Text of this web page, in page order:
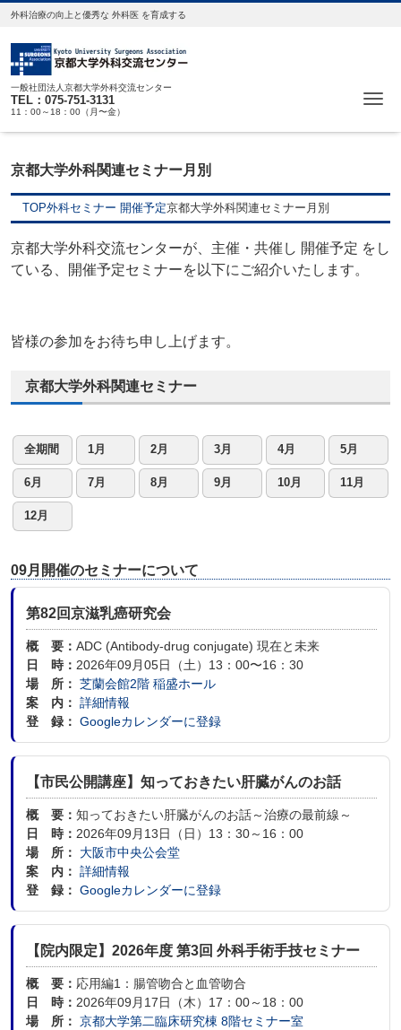
外科治療の向上と優秀な 外科医 を育成する
一般社団法人京都大学外科交流センター
TEL：075-751-3131
11：00～18：00（月〜金）
京都大学外科関連セミナー月別
TOP外科セミナー 開催予定京都大学外科関連セミナー月別
京都大学外科交流センターが、主催・共催し 開催予定 をし
ている、開催予定セミナーを以下にご紹介いたします。
皆様の参加をお待ち申し上げます。
京都大学外科関連セミナー
全期間 1月 2月 3月 4月 5月
6月 7月 8月 9月 10月 11月
12月
09月開催のセミナーについて
第82回京滋乳癌研究会
概 要： ADC (Antibody-drug conjugate) 現在と未来
日 時： 2026年09月05日（土）13：00〜16：30
場 所： 芝蘭会館2階 稲盛ホール
案 内： 詳細情報
登 録： Googleカレンダーに登録
【市民公開講座】知っておきたい肝臓がんのお話
概 要： 知っておきたい肝臓がんのお話～治療の最前線～
日 時： 2026年09月13日（日）13：30～16：00
場 所：
大阪市中央公会堂
案 内： 詳細情報
登 録： Googleカレンダーに登録
【院内限定】2026年度 第3回 外科手術手技セミナー
概 要： 応用編1：腸管吻合と血管吻合
日 時： 2026年09月17日（木）17：00～18：00
場 所： 京都大学第二臨床研究棟 8階セミナー室